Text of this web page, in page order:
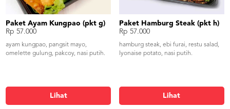
Paket Ayam Kungpao (pkt g)
Rp 57.000
ayam kungpao, pangsit mayo,
omelette gulung, pakcoy, nasi putih.
Lihat
Paket Hamburg Steak (pkt h)
Rp 57.000
hamburg steak, ebi furai, restu salad,
lyonaise potato, nasi putih.
Lihat